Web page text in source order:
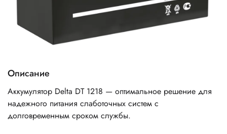
Описание
Аккумулятор Delta DT 1218 — оптимальное решение для
надежного питания слаботочных систем с
долговременным сроком службы.